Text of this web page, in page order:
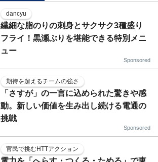
dancyu
繊細な脂のりの刺身とサクサク3種盛り
フライ！黒瀬ぶりを堪能できる特別メニ
ュー
Sponsored
期待を超えるチームの強さ
「さすが」の一言に込められた驚きや感
動。新しい価値を生み出し続ける電通の
挑戦
Sponsored
官民で挑むHTTアクション